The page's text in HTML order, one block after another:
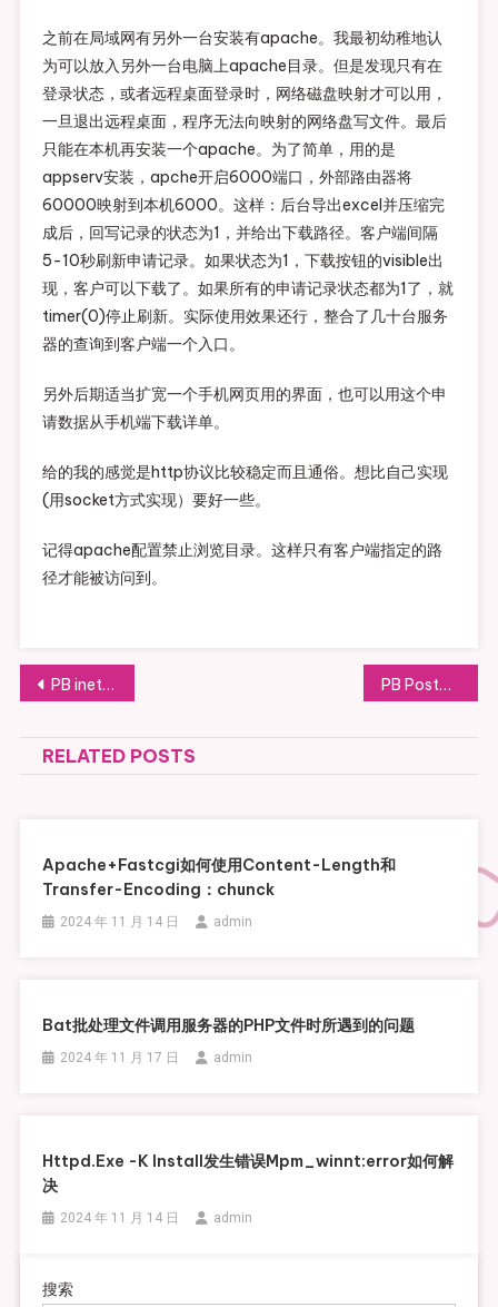
之前在局域网有另外一台安装有apache。我最初幼稚地认
为可以放入另外一台电脑上apache目录。但是发现只有在
登录状态，或者远程桌面登录时，网络磁盘映射才可以用，
一旦退出远程桌面，程序无法向映射的网络盘写文件。最后
只能在本机再安装一个apache。为了简单，用的是
appserv安装，apche开启6000端口，外部路由器将
60000映射到本机6000。这样：后台导出excel并压缩完
成后，回写记录的状态为1，并给出下载路径。客户端间隔
5-10秒刷新申请记录。如果状态为1，下载按钮的visible出
现，客户可以下载了。如果所有的申请记录状态都为1了，就
timer(0)停止刷新。实际使用效果还行，整合了几十台服务
器的查询到客户端一个入口。
另外后期适当扩宽一个手机网页用的界面，也可以用这个申
请数据从手机端下载详单。
给的我的感觉是http协议比较稳定而且通俗。想比自己实现
(用socket方式实现）要好一些。
记得apache配置禁止浏览目录。这样只有客户端指定的路
径才能被访问到。
文章导航
PB inet组件 Post给php时怎么接收 PB Post到PHP接口时无法从_POST数组取值
RELATED POSTS
Apache+fastcgi如何使用Content-Length和
Transfer-Encoding：chunck
2024 年 11 月 14 日 admin
Bat批处理文件调用服务器的PHP文件时所遇到的问题
2024 年 11 月 17 日 admin
Httpd.exe -k Install发生错误mpm_winnt:error如何解
决
2024 年 11 月 14 日 admin
搜索